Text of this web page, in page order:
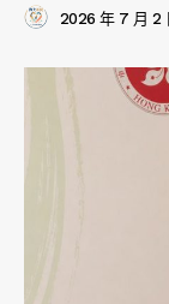
2026 年 7 月 2